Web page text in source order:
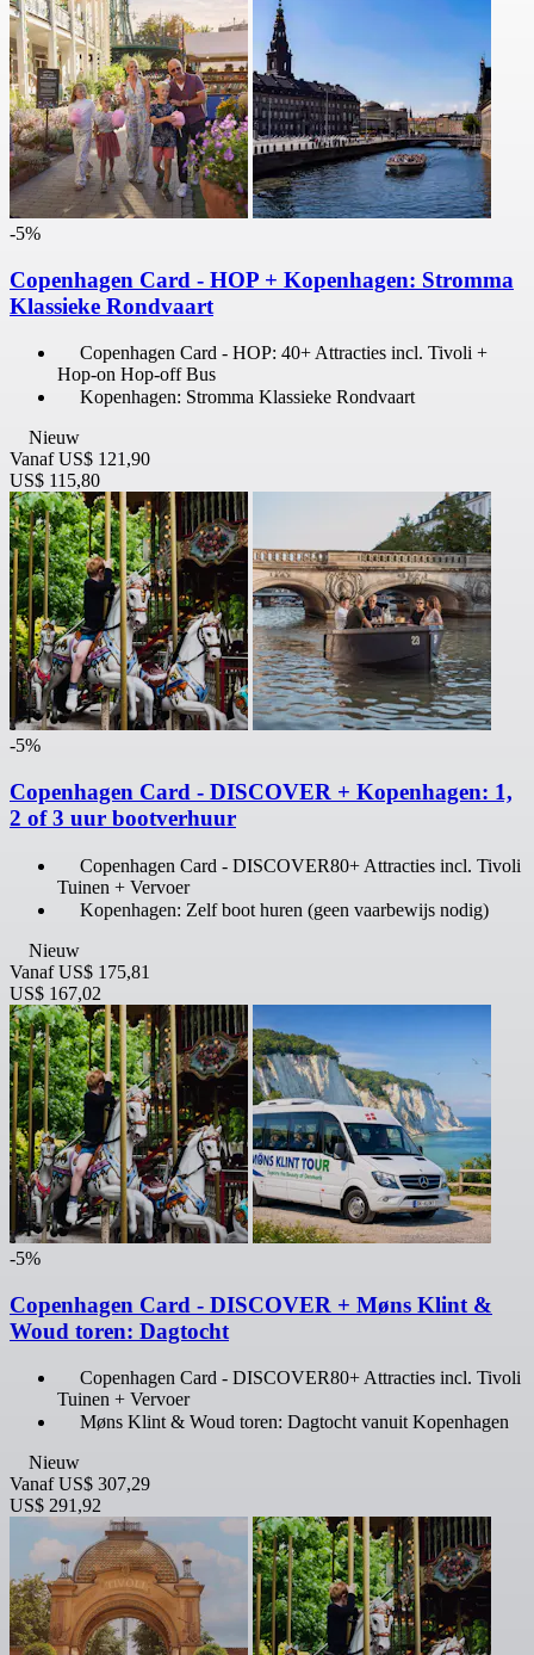
-5%
Copenhagen Card - HOP + Kopenhagen: Stromma
Klassieke Rondvaart
Copenhagen Card - HOP: 40+ Attracties incl. Tivoli +
Hop-on Hop-off Bus
Kopenhagen: Stromma Klassieke Rondvaart
Nieuw
Vanaf US$ 121,90
US$ 115,80
-5%
Copenhagen Card - DISCOVER + Kopenhagen: 1,
2 of 3 uur bootverhuur
Copenhagen Card - DISCOVER80+ Attracties incl. Tivoli
Tuinen + Vervoer
Kopenhagen: Zelf boot huren (geen vaarbewijs nodig)
Nieuw
Vanaf US$ 175,81
US$ 167,02
-5%
Copenhagen Card - DISCOVER + Møns Klint &
Woud toren: Dagtocht
Copenhagen Card - DISCOVER80+ Attracties incl. Tivoli
Tuinen + Vervoer
Møns Klint & Woud toren: Dagtocht vanuit Kopenhagen
Nieuw
Vanaf US$ 307,29
US$ 291,92